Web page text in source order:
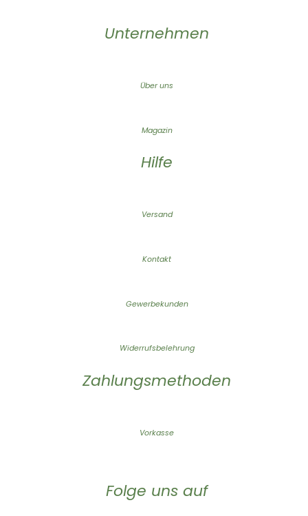
Unternehmen
Über uns
Magazin
Hilfe
Versand
Kontakt
Gewerbekunden
Widerrufsbelehrung
Zahlungsmethoden
Vorkasse
Folge uns auf